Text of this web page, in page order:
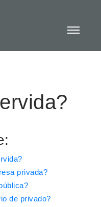
privada?
de privado?